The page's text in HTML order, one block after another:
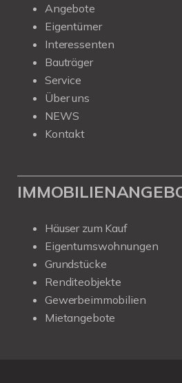
Angebote
Eigentümer
Interessenten
Bauträger
Service
Über uns
NEWS
Kontakt
Häuser zum Kauf
Eigentumswohnungen
Grundstücke
Renditeobjekte
Gewerbeimmobilien
Mietangebote